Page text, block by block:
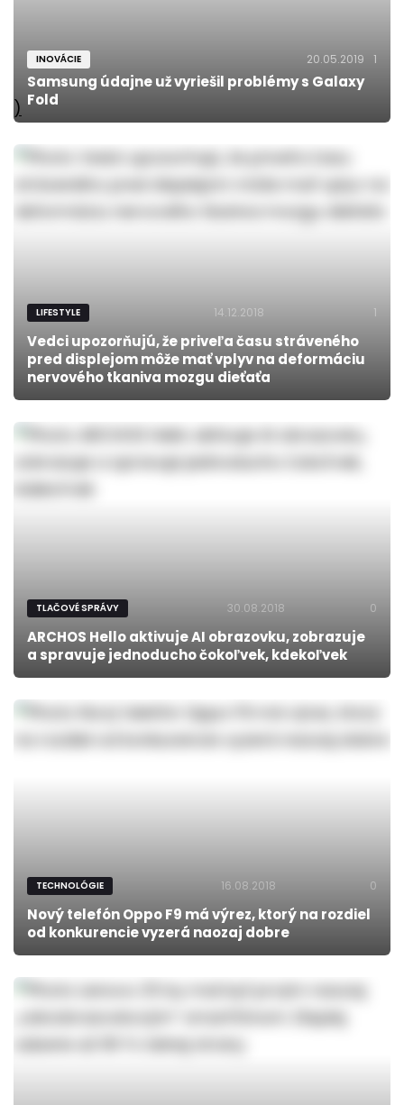
)
INOVÁCIE 20.05.2019 1
Samsung údajne už vyriešil problémy s Galaxy
Fold
LIFESTYLE 14.12.2018 1
Vedci upozorňujú, že priveľa času stráveného
pred displejom môže mať vplyv na deformáciu
nervového tkaniva mozgu dieťaťa
TLAČOVÉ SPRÁVY 30.08.2018 0
ARCHOS Hello aktivuje AI obrazovku, zobrazuje
a spravuje jednoducho čokoľvek, kdekoľvek
TECHNOLÓGIE 16.08.2018 0
Nový telefón Oppo F9 má výrez, ktorý na rozdiel
od konkurencie vyzerá naozaj dobre